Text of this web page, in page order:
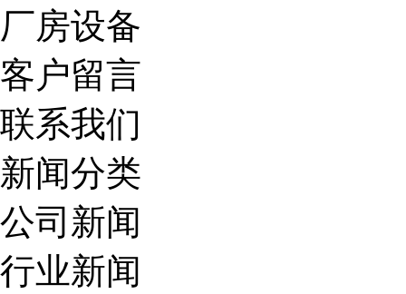
厂房设备
客户留言
联系我们
新闻分类
公司新闻
行业新闻